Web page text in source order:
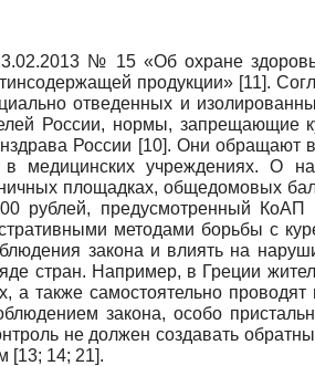
№ 15 «Об охране
продукции» [11].
отведенных и
России, нормы, запрещающие
России [10]. Они обращают
медицинских учреждениях. О
площадках, общедомовых
рублей, предусмотренный
методами борьбы с
закона и влиять на
стран. Например, в Греции
также самостоятельно
закона, особо
не должен создавать
[13; 14; 21].